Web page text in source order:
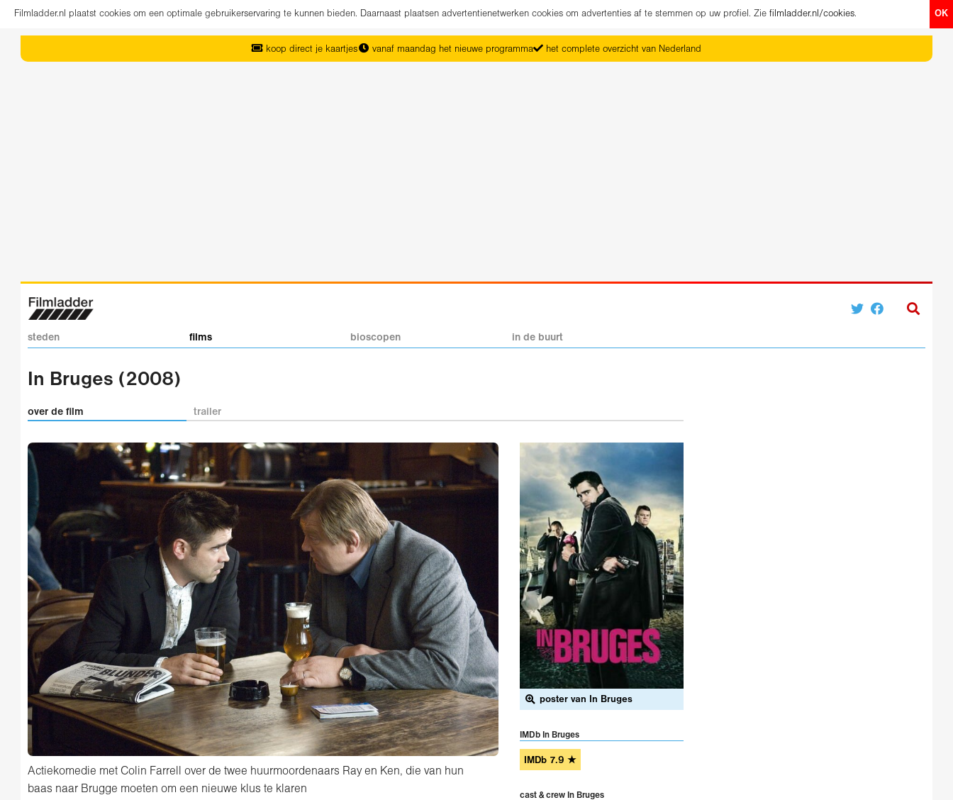
OK
Filmladder.nl plaatst cookies om een optimale gebruikerservaring te kunnen bieden. Daarnaast plaatsen advertentienetwerken cookies om advertenties af te stemmen op uw profiel. Zie filmladder.nl/cookies.
koop direct je kaartjes vanaf maandag het nieuwe programma het complete overzicht van Nederland
steden films bioscopen in de buurt
In Bruges (2008)
over de film trailer
Actiekomedie met Colin Farrell over de twee huurmoordenaars Ray en Ken, die van hun
baas naar Brugge moeten om een nieuwe klus te klaren
poster van In Bruges
IMDb In Bruges
IMDb 7.9 ★
cast & crew In Bruges